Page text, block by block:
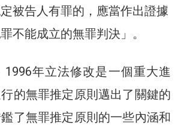
被告人有罪的，應當作出證據
不能成立的無罪判決」。
1996年立法修改是一個重大進
的無罪推定原則邁出了關鍵的
了無罪推定原則的一些內涵和